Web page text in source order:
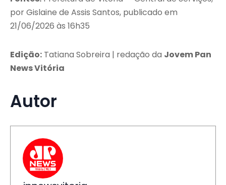
por Gislaine de Assis Santos, publicado em
21/06/2026 às 16h35
Edição: Tatiana Sobreira | redação da Jovem Pan
News Vitória
Autor